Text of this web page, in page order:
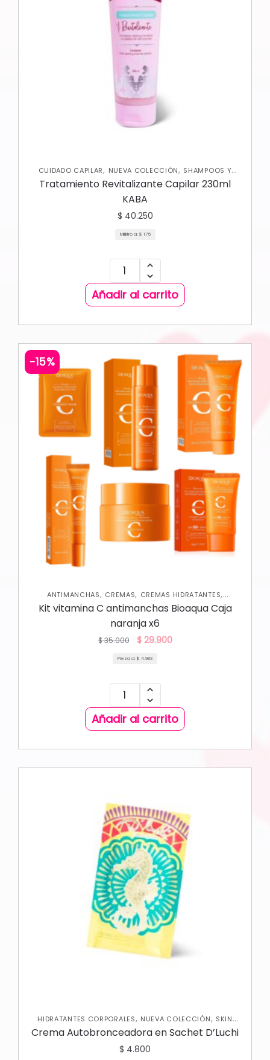
CUIDADO CAPILAR, NUEVA COLECCIÓN, SHAMPOOS Y
ACONDICIONADORES, TRATAMIENTOS CAPILARES
Tratamiento Revitalizante Capilar 230ml
KABA
$ 40.250
Mililitro a: $ 175
Añadir al carrito
-15%
ANTIMANCHAS, CREMAS, CREMAS HIDRATANTES,
HIDRATANTES , JABONES Y EXFOLIANTES ,KITS PROMO SKIN
CARE ,NUEVA COLECCIÓN,OFERTAS, SKIN CARE FACIAL
Kit vitamina C antimanchas Bioaqua Caja
naranja x6
$35.000 $29.900
Pieza a: $ 4.983
Añadir al carrito
HIDRATANTES CORPORALES, NUEVA COLECCIÓN, SKIN
CARE CORPORAL
Crema Autobronceadora en Sachet D’Luchi
$ 4.800